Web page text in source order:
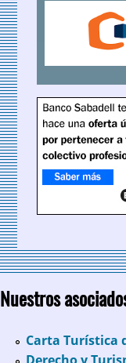
Nuestros
Carta Turística